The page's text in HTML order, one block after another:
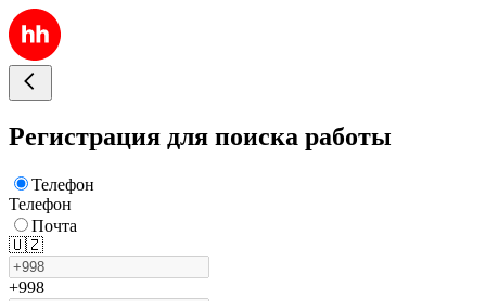
Регистрация для поиска работы
Телефон
Телефон
Почта
🇺🇿
+998